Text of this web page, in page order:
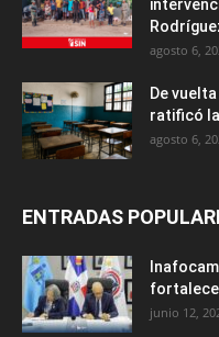
agosto 6,
De
ratificó
agosto 6,
ENTRADAS
junio 12,